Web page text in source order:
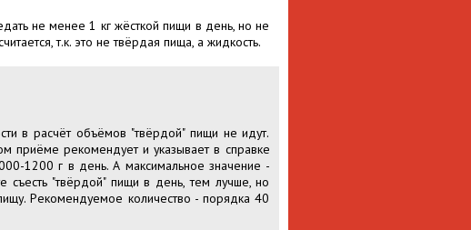
не менее 1 кг жёсткой пищи в день, но не
т.к. это не твёрдая пища, а жидкость.
в расчёт объёмов "твёрдой" пищи не идут.
приёме рекомендует и указывает в справке
1200 г в день. А максимальное значение -
"твёрдой" пищи в день, тем лучше, но
Рекомендуемое количество - порядка 40